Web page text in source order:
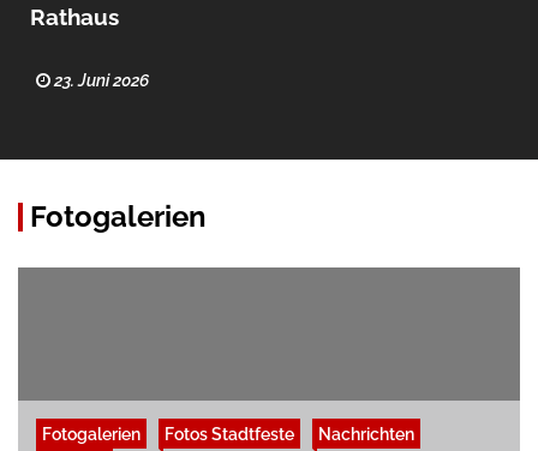
Rathaus
23. Juni 2026
Fotogalerien
Fotogalerien Fotos Stadtfeste
Nachrichten